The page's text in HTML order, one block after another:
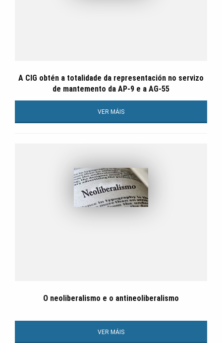
A CIG obtén a totalidade da representación no servizo
de mantemento da AP-9 e a AG-55
VER MÁIS
O neoliberalismo e o antineoliberalismo
VER MÁIS